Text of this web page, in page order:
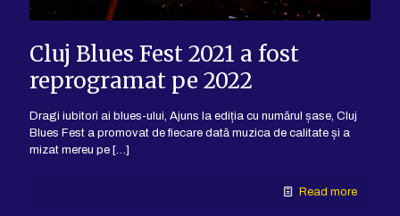
Cluj Blues Fest 2021 a fost
reprogramat pe 2022
Dragi iubitori ai blues-ului, Ajuns la ediția cu numărul șase, Cluj
Blues Fest a promovat de fiecare dată muzica de calitate și a
mizat mereu pe […]
Read more